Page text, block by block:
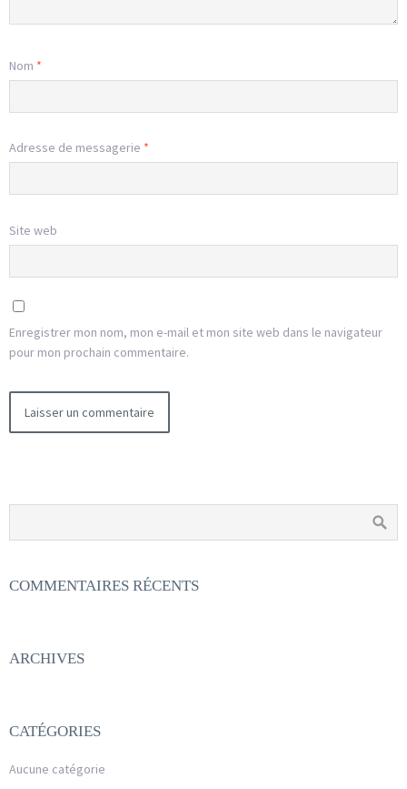
Nom *
Adresse de messagerie *
Site web
Enregistrer mon nom, mon e-mail et mon site web dans le navigateur
pour mon prochain commentaire.
COMMENTAIRES RÉCENTS
ARCHIVES
CATÉGORIES
Aucune catégorie